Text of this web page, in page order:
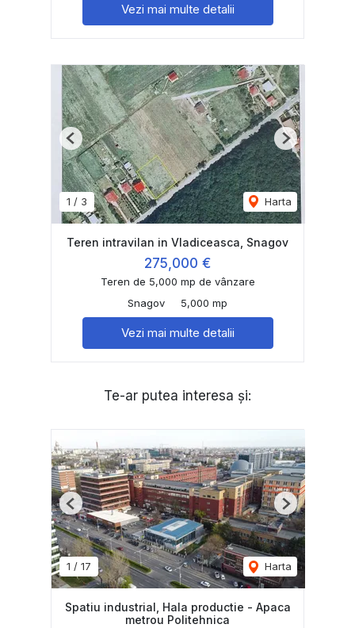
Vezi mai multe detalii
1 / 3 Harta
Previous Next
Teren intravilan in Vladiceasca, Snagov
275,000 €
Teren de 5,000 mp de vânzare
Snagov
5,000 mp
Vezi mai multe detalii
Te-ar putea interesa și:
1 / 17 Harta
Previous Next
Spatiu industrial, Hala productie - Apaca
metrou Politehnica